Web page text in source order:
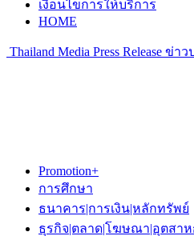
เงื่อนไขการให้บริการ
HOME
Thailand Media Press Release
Promotion+
การศึกษา
ธนาคาร|การเงิน|หลักทรัพย์
ธุรกิจ|ตลาด|โฆษณา|อุตสาห